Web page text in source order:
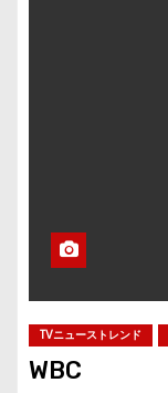
TVニューストレンド
WBC